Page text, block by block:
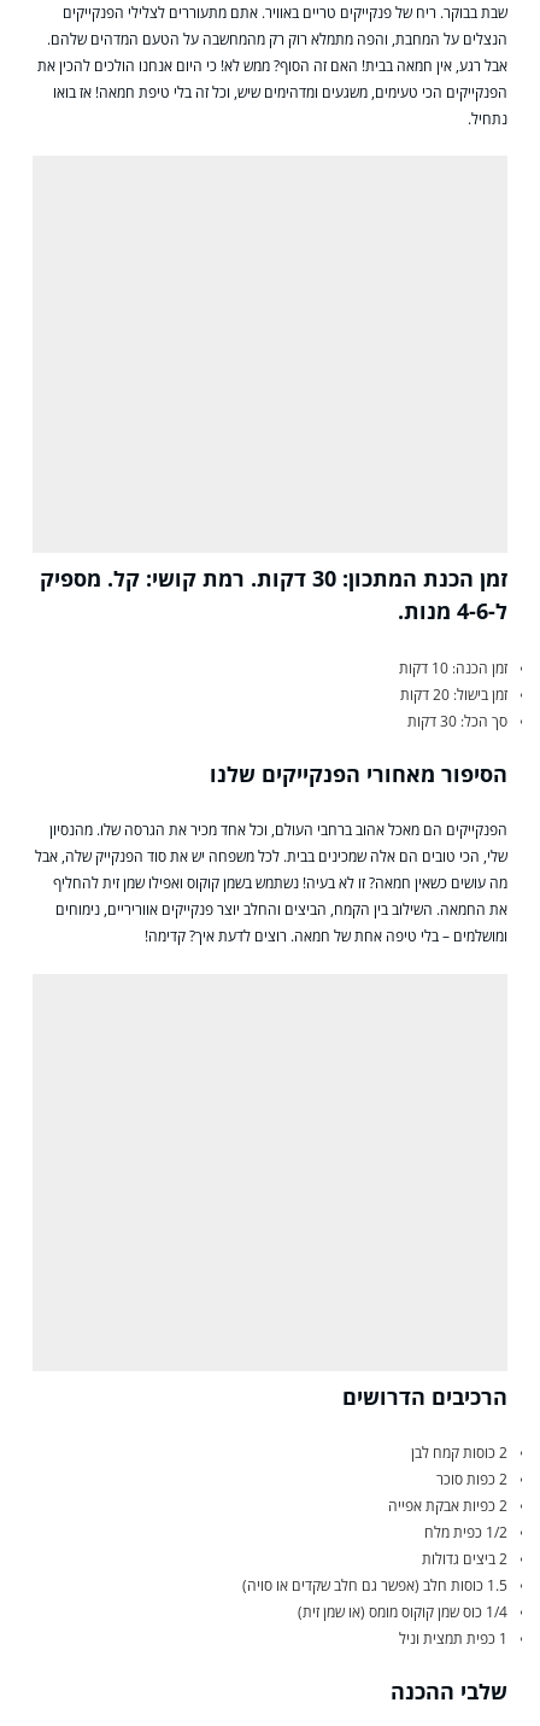
שבת בבוקר. ריח של פנקייקים טריים באוויר. אתם מתעוררים לצלילי הפנקייקים
הנצלים על המחבת, והפה מתמלא רוק רק מהמחשבה על הטעם המדהים שלהם.
אבל רגע, אין חמאה בבית! האם זה הסוף? ממש לא! כי היום אנחנו הולכים להכין את
הפנקייקים הכי טעימים, משגעים ומדהימים שיש, וכל זה בלי טיפת חמאה! אז בואו
נתחיל.
זמן הכנת המתכון: 30 דקות. רמת קושי: קל. מספיק
ל-4-6 מנות.
זמן הכנה: 10 דקות
זמן בישול: 20 דקות
סך הכל: 30 דקות
הסיפור מאחורי הפנקייקים שלנו
הפנקייקים הם מאכל אהוב ברחבי העולם, וכל אחד מכיר את הגרסה שלו. מהנסיון
שלי, הכי טובים הם אלה שמכינים בבית. לכל משפחה יש את סוד הפנקייק שלה, אבל
מה עושים כשאין חמאה? זו לא בעיה! נשתמש בשמן קוקוס ואפילו שמן זית להחליף
את החמאה. השילוב בין הקמח, הביצים והחלב יוצר פנקייקים אווריריים, נימוחים
ומושלמים – בלי טיפה אחת של חמאה. רוצים לדעת איך? קדימה!
הרכיבים הדרושים
2 כוסות קמח לבן
2 כפות סוכר
2 כפיות אבקת אפייה
1/2 כפית מלח
2 ביצים גדולות
1.5 כוסות חלב (אפשר גם חלב שקדים או סויה)
1/4 כוס שמן קוקוס מומס (או שמן זית)
1 כפית תמצית וניל
שלבי ההכנה